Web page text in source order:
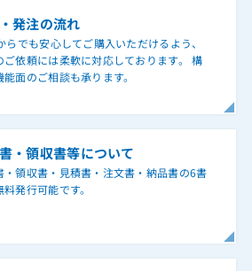
発注の流れ
らでも安心してご購入いただけるよう、
ご依頼には柔軟に対応しております。 構
能面のご相談も承ります。
・領収書等について
・領収書・見積書・注文書・納品書の6書
発行可能です。